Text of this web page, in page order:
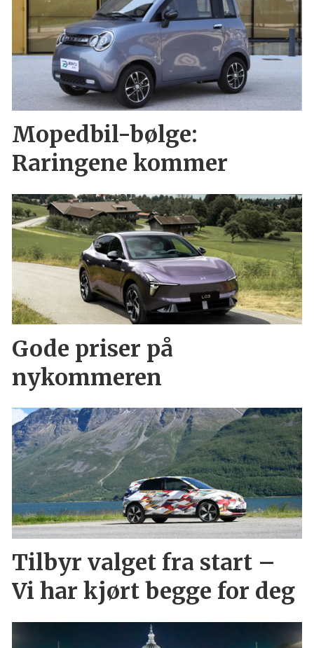
Mopedbil-bølge:
Raringene kommer
Gode priser på
nykommeren
Tilbyr valget fra start –
Vi har kjørt begge for deg